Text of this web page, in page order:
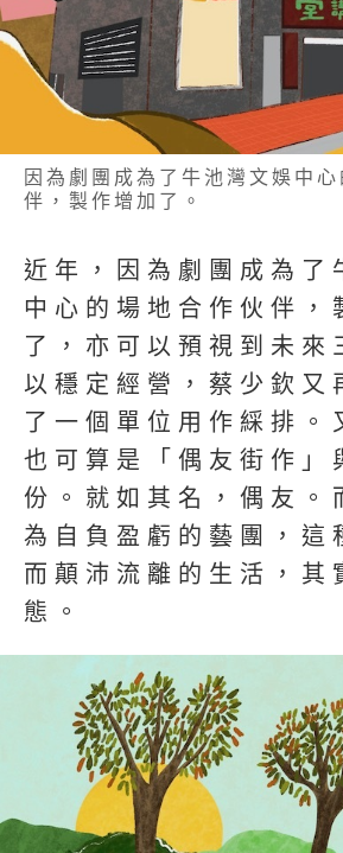
因為劇團成為了牛池灣文娛中
伴，製作增加了。
近年，因為劇團成為了
中心的場地合作伙伴，
了，亦可以預視到未來
以穩定經營，蔡少欽又
了一個單位用作綵排。
也可算是「偶友街作」
份。就如其名，偶友。
為自負盈虧的藝團，這
而顛沛流離的生活，其
態。